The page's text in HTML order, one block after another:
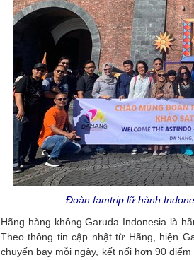
Đoàn famtrip lữ hành
Hãng hàng không Garuda Indonesia là
Theo thông tin cập nhật từ Hãng, hiện
chuyến bay mỗi ngày, kết nối hơn 90